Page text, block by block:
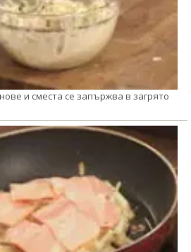
и сместа се запържва в загрято